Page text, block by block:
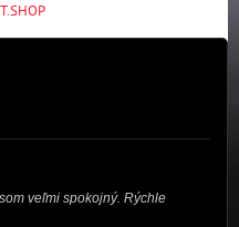
veľmi spokojný. Rýchle